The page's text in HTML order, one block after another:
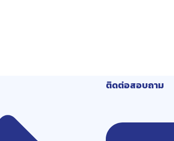
ติดต่อสอบถาม